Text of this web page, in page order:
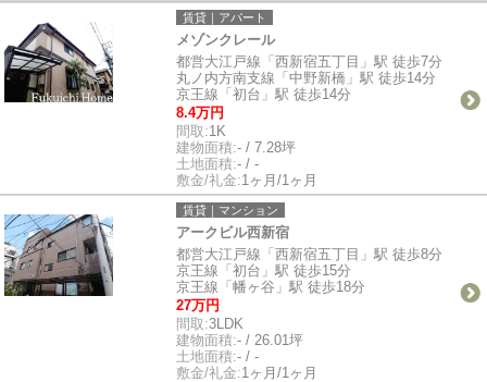
賃貸｜アパート
メゾンクレール
都営大江戸線「西新宿五丁目」駅 徒歩7分
丸ノ内方南支線「中野新橋」駅 徒歩14分
京王線「初台」駅 徒歩14分
8.4万円
間取:1K
建物面積:- / 7.28坪
土地面積:- / -
敷金/礼金:1ヶ月/1ヶ月
賃貸｜マンション
アークビル西新宿
都営大江戸線「西新宿五丁目」駅 徒歩8分
京王線「初台」駅 徒歩15分
京王線「幡ヶ谷」駅 徒歩18分
27万円
間取:3LDK
建物面積:- / 26.01坪
土地面積:- / -
敷金/礼金:1ヶ月/1ヶ月